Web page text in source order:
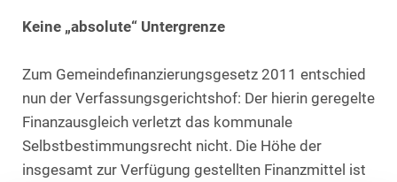
Keine „absolute“ Untergrenze
Zum Gemeindefinanzierungsgesetz 2011 entschied
nun der Verfassungsgerichtshof: Der hierin geregelte
Finanzausgleich verletzt das kommunale
Selbstbestimmungsrecht nicht. Die Höhe der
insgesamt zur Verfügung gestellten Finanzmittel ist